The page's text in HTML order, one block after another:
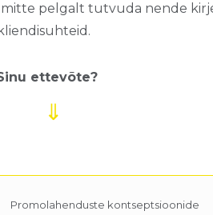
pelgalt tutvuda nende
ettevõte?
⇓
Promolahenduste kontseptsioonide